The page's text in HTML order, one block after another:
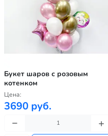
Букет шаров с розовым
котенком
Цена:
3690 руб.